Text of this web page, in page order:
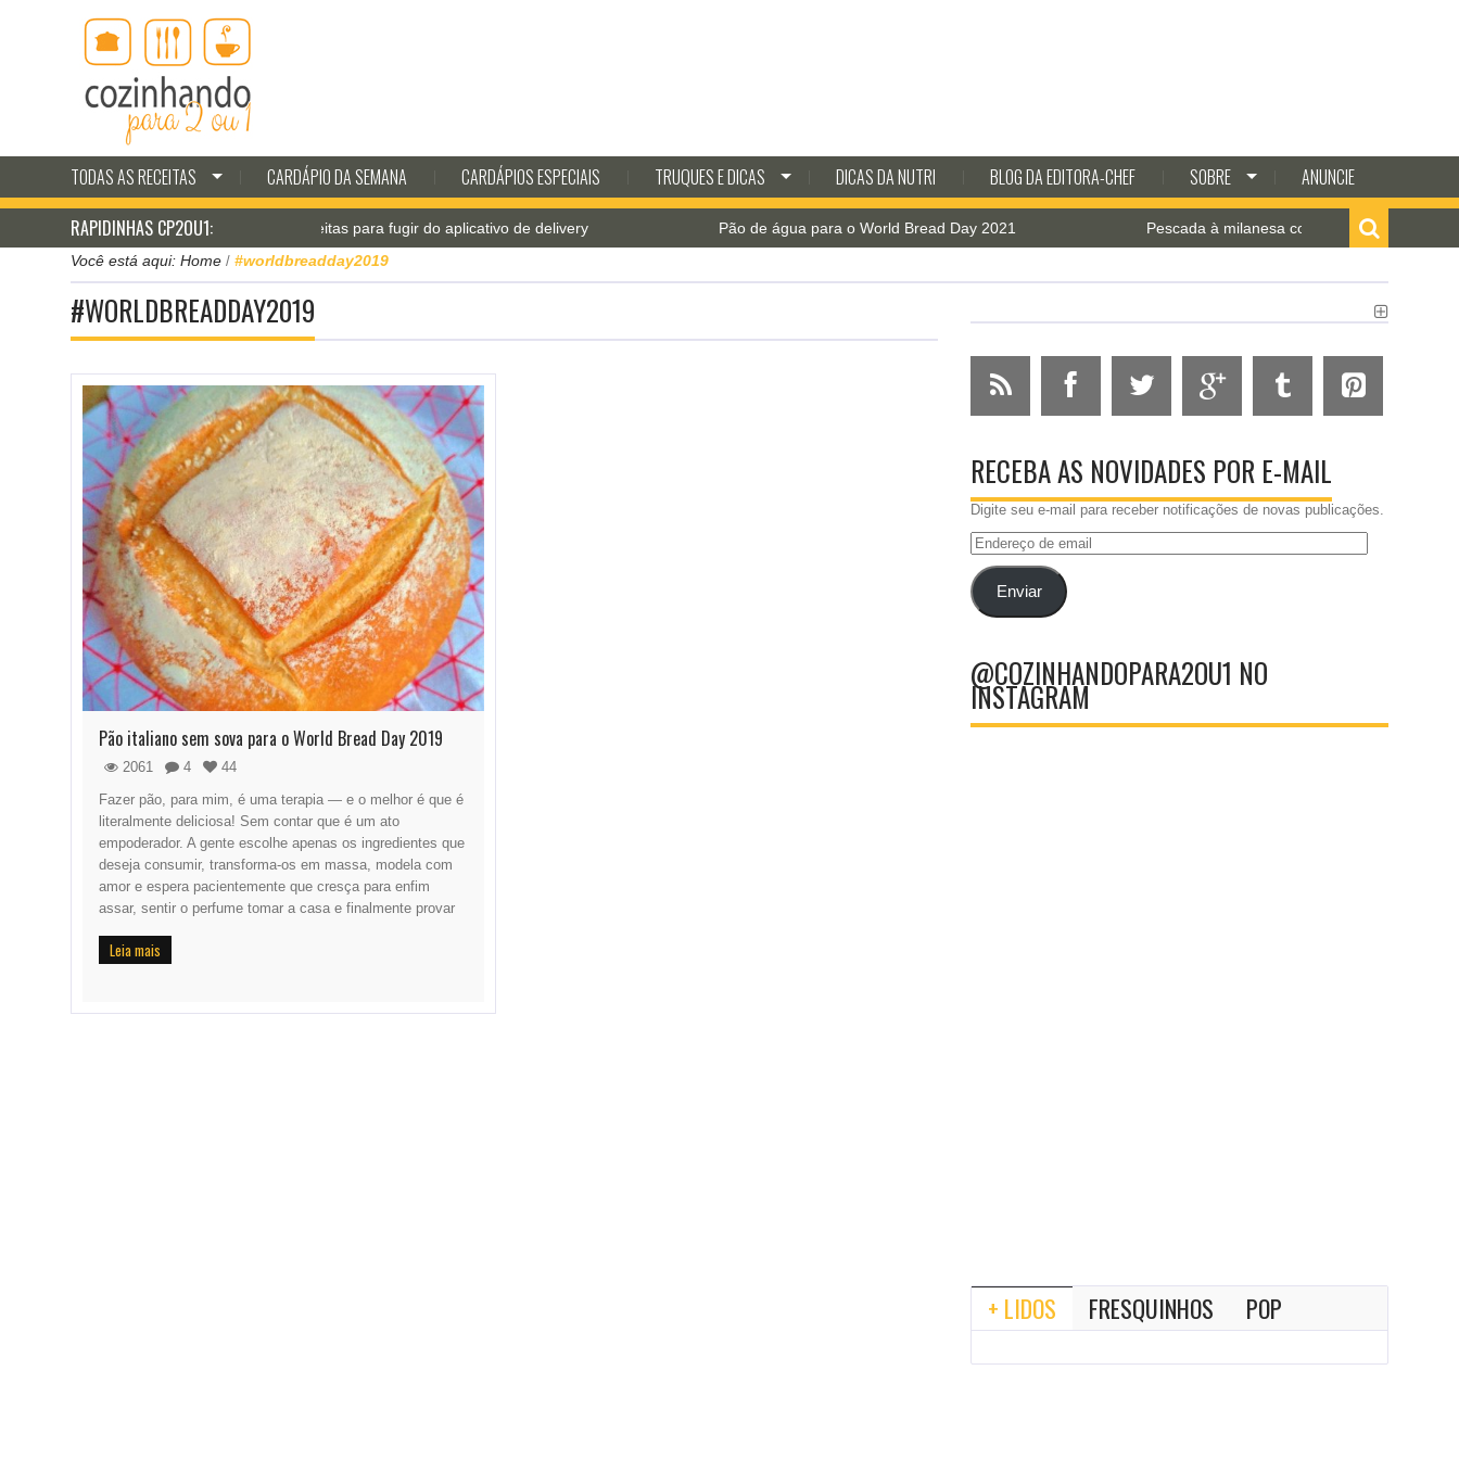
TODAS AS RECEITAS CARDÁPIO DA SEMANA CARDÁPIOS ESPECIAIS TRUQUES E DICAS DICAS DA NUTRI BLOG DA EDITORA-CHEF SOBRE
ANUNCIE
RAPIDINHAS CP2OU1:Jantar pá-pum: receitas para fugir do aplicativo de delivery Pão de água para o World Bread Day 2021
Pescada à milanesa com molho de camarão
Você está aqui: Home / #worldbreadday2019
#WORLDBREADDAY2019
Pão italiano sem sova para o World Bread Day 2019
2061 4
44
Fazer pão, para mim, é uma terapia — e o melhor é que é
literalmente deliciosa! Sem contar que é um ato
empoderador. A gente escolhe apenas os ingredientes que
deseja consumir, transforma-os em massa, modela com
amor e espera pacientemente que cresça para enfim
assar, sentir o perfume tomar a casa e finalmente provar
Leia mais
RECEBA AS NOVIDADES POR E-MAIL
Digite seu e-mail para receber notificações de novas publicações.
Endereço
emailEnviar
@COZINHANDOPARA2OU1 NO
INSTAGRAM
+ LIDOS FRESQUINHOS POP